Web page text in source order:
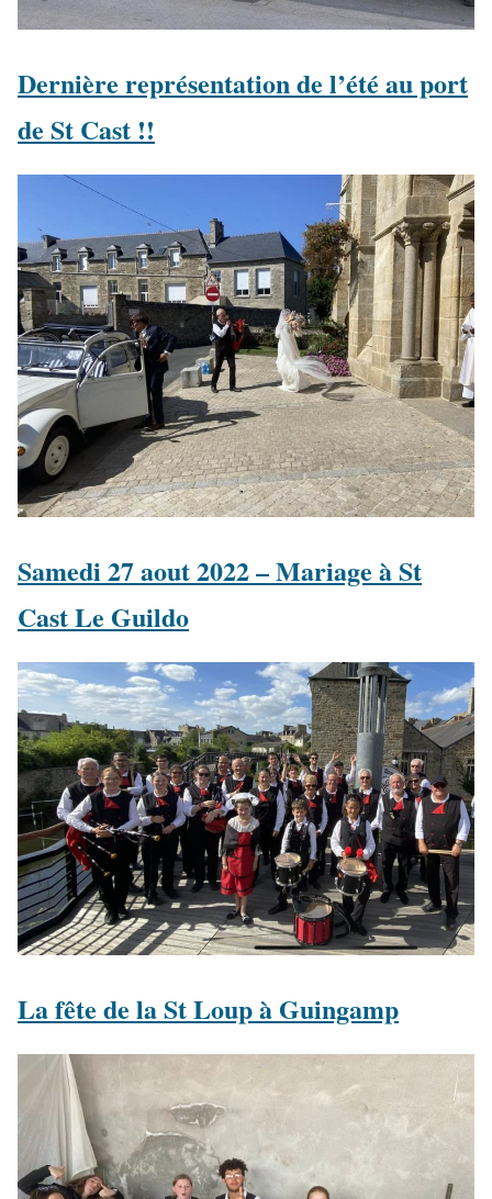
Dernière représentation de l’été au port
de St Cast !!
Samedi 27 aout 2022 – Mariage à St
Cast Le Guildo
La fête de la St Loup à Guingamp